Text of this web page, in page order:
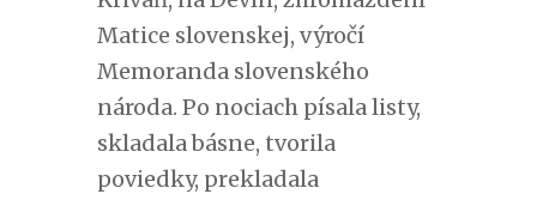
Matice slovenskej, výročí
Memoranda slovenského
národa. Po nociach písala listy,
skladala básne, tvorila
poviedky, prekladala